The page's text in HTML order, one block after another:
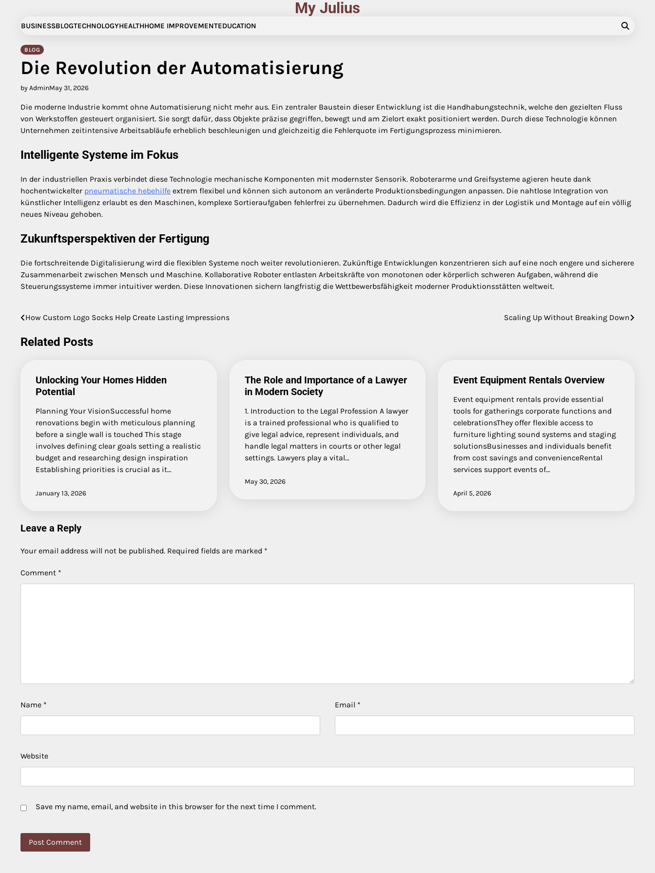
content
My Julius
BUSINESSBLOGTECHNOLOGYHEALTHHOME IMPROVEMENTEDUCATION
BLOG
Die Revolution der Automatisierung
by AdminMay 31, 2026
Die moderne Industrie kommt ohne Automatisierung nicht mehr aus. Ein zentraler Baustein dieser Entwicklung ist die Handhabungstechnik, welche den gezielten Fluss
von Werkstoffen gesteuert organisiert. Sie sorgt dafür, dass Objekte präzise gegriffen, bewegt und am Zielort exakt positioniert werden. Durch diese Technologie können
Unternehmen zeitintensive Arbeitsabläufe erheblich beschleunigen und gleichzeitig die Fehlerquote im Fertigungsprozess minimieren.
Intelligente Systeme im Fokus
In der industriellen Praxis verbindet diese Technologie mechanische Komponenten mit modernster Sensorik. Roboterarme und Greifsysteme agieren heute dank
hochentwickelter pneumatische hebehilfe extrem flexibel und können sich autonom an veränderte Produktionsbedingungen anpassen. Die nahtlose Integration von
künstlicher Intelligenz erlaubt es den Maschinen, komplexe Sortieraufgaben fehlerfrei zu übernehmen. Dadurch wird die Effizienz in der Logistik und Montage auf ein völlig
neues Niveau gehoben.
Zukunftsperspektiven der Fertigung
Die fortschreitende Digitalisierung wird die flexiblen Systeme noch weiter revolutionieren. Zukünftige Entwicklungen konzentrieren sich auf eine noch engere und sicherere
Zusammenarbeit zwischen Mensch und Maschine. Kollaborative Roboter entlasten Arbeitskräfte von monotonen oder körperlich schweren Aufgaben, während die
Steuerungssysteme immer intuitiver werden. Diese Innovationen sichern langfristig die Wettbewerbsfähigkeit moderner Produktionsstätten weltweit.
Post
navigation
How Custom Logo Socks Help Create Lasting Impressions Scaling Up Without Breaking Down
Related Posts
Unlocking Your Homes Hidden
Potential
Planning Your VisionSuccessful home
renovations begin with meticulous planning
before a single wall is touched This stage
involves defining clear goals setting a realistic
budget and researching design inspiration
Establishing priorities is crucial as it…
January 13, 2026
The Role and Importance of a Lawyer
in Modern Society
1. Introduction to the Legal Profession A lawyer
is a trained professional who is qualified to
give legal advice, represent individuals, and
handle legal matters in courts or other legal
settings. Lawyers play a vital…
May 30, 2026
Event Equipment Rentals Overview
Event equipment rentals provide essential
tools for gatherings corporate functions and
celebrationsThey offer flexible access to
furniture lighting sound systems and staging
solutionsBusinesses and individuals benefit
from cost savings and convenienceRental
services support events of…
April 5, 2026
Leave a Reply
Your email address will not be published. Required fields are marked *
Comment *
Name * Email *
Website
Save my name, email, and website in this browser for the next time I comment.